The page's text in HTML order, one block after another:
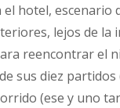
hotel, escenario
lejos de la
reencontrar el
sus diez
(ese y uno